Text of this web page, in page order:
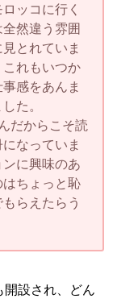
ッコに行く
然違う雰囲
とれていま
れもいつか
感をあんま
た。
だからこそ読
なっていま
に興味のあ
ちょっと恥
らえたらう
開設され、どん